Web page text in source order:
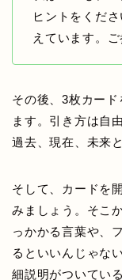
ヒントをくだ
えています。ご
その後、3枚カー
ます。引き方は自
過去、現在、未来
そして、カードを
みましょう。そこ
っかかる言葉や、
るといいんじゃな
細説明がついてい